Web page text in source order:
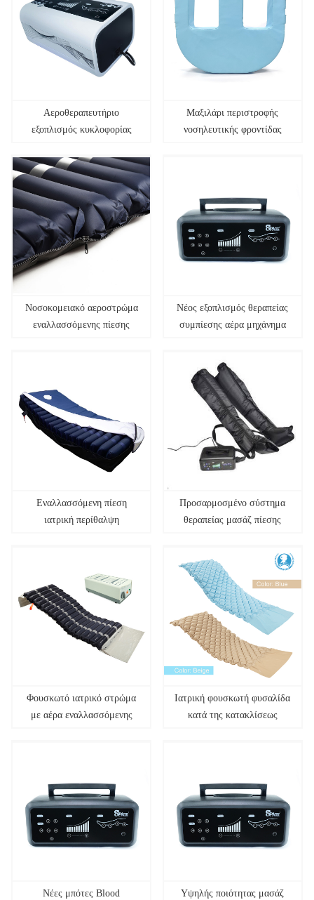
Αεροθεραπευτήριο
εξοπλισμός κυκλοφορίας
ανάκτησης μασάζ ποδιών
συμπίεσης αέρα
Μαξιλάρι περιστροφής
νοσηλευτικής φροντίδας
Νοσοκομειακό αεροστρώμα
εναλλασσόμενης πίεσης
Νέος εξοπλισμός θεραπείας
συμπίεσης αέρα μηχάνημα
Εναλλασσόμενη πίεση
ιατρική περίθαλψη
Προσαρμοσμένο σύστημα
θεραπείας μασάζ πίεσης
ανάκτησης Μασάζ ποδιών
συμπίεσης αέρα
Φουσκωτό ιατρικό στρώμα
με αέρα εναλλασσόμενης
Ιατρική φουσκωτή φυσαλίδα
κατά της κατακλίσεως
νοσοκομειακό στρώμα αέρα
για ηλικιωμένους
Νέες μπότες Blood
Υψηλής ποιότητας μασάζ